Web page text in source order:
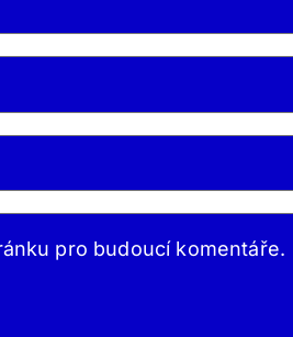
pro budoucí komentáře.